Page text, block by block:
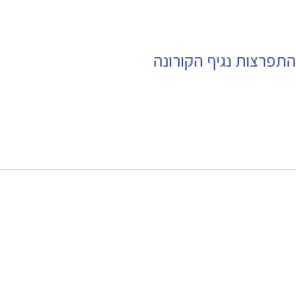
נגיף הקורונה